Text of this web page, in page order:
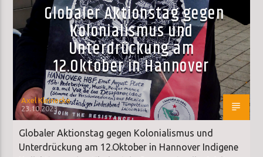
Globaler Aktionstag gegen
Kolonialismus und
Unterdrückung am
12.Oktober in Hannover
Axel Kleinecke
23.10.2023
Globaler Aktionstag gegen Kolonialismus und
Unterdrückung am 12.Oktober in Hannover Indigene